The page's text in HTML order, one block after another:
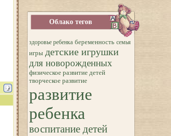
Облако тегов
здоровье ребенка беременность семья
игры детские игрушки
для новорожденных
физическое развитие детей
творческое развитие
развитие
ребенка
воспитание детей